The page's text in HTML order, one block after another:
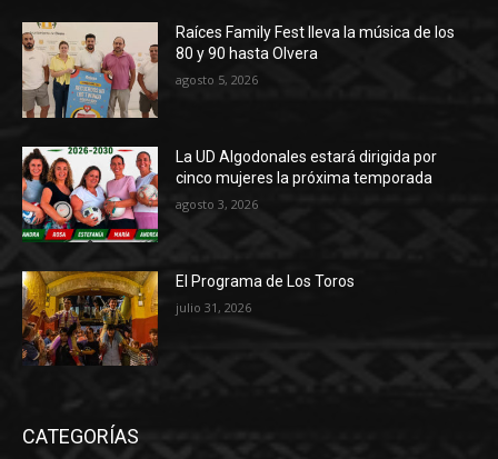
Raíces Family Fest lleva la música de los
80 y 90 hasta Olvera
agosto 5, 2026
La UD Algodonales estará dirigida por
cinco mujeres la próxima temporada
agosto 3, 2026
El Programa de Los Toros
julio 31, 2026
CATEGORÍAS